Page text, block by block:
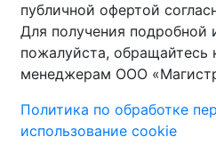
публичной офертой
Для получения подробной
пожалуйста, обращайтесь
менеджерам ООО
Политика по обработке
использование сookie